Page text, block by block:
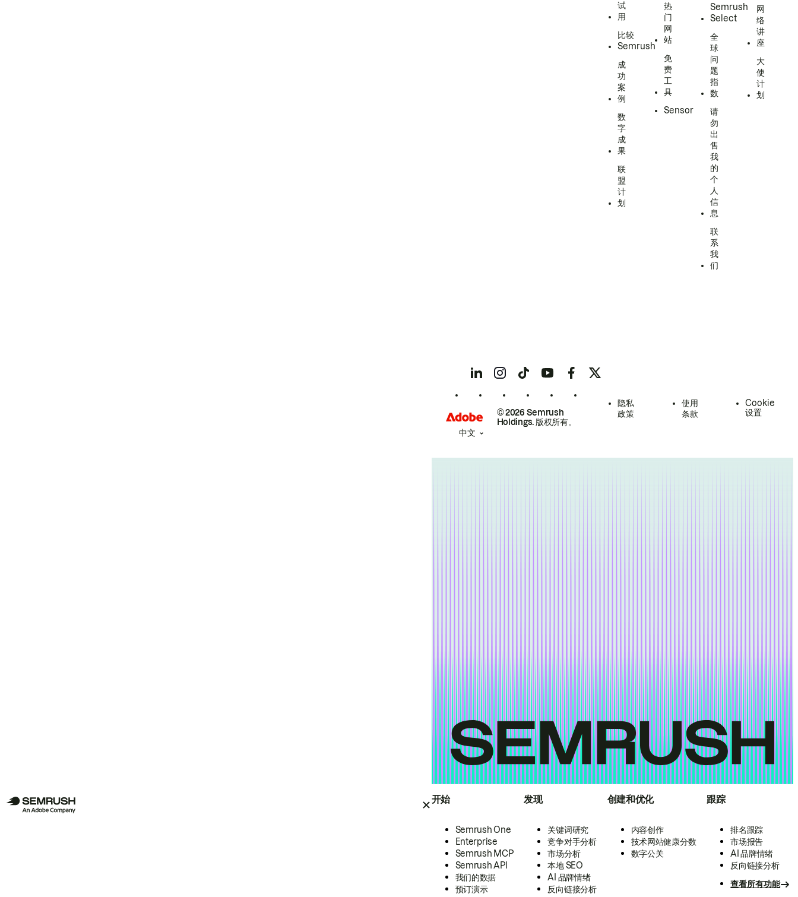
开始
Semrush One
Enterprise
Semrush MCP
Semrush API
我们的数据
预订演示
发现
关键词研究
竞争对手分析
市场分析
本地 SEO
AI 品牌情绪
反向链接分析
创建和优化
内容创作
技术网站健康分数
数字公关
跟踪
排名跟踪
市场报告
AI 品牌情绪
反向链接分析
查看所有功能
试
用
比较
Semrush
成
功
案
例
数
字
成
果
联
盟
计
划
热
门
网
站
免
费
工
具
Sensor
Semrush
Select
全
球
问
题
指
数
请
勿
出
售
我
的
个
人
信
息
联
系
我
们
网
络
讲
座
大
使
计
划
© 2026 Semrush
Holdings. 版权所有。
隐私
政策
使用
条款
Cookie
设置
中文